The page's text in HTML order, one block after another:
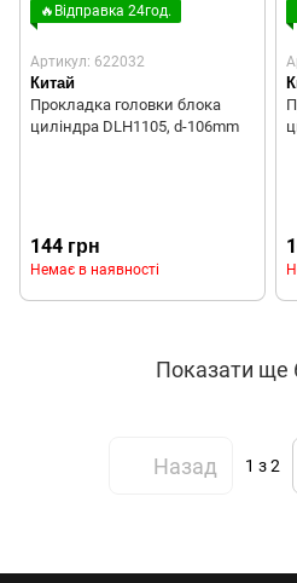
🔥Відправка 24год.
Артикул: 622032
Китай
Прокладка головки блока
циліндра DLH1105, d-106mm
144 грн
Немає в наявності
Показати ще
Назад 1 з 2